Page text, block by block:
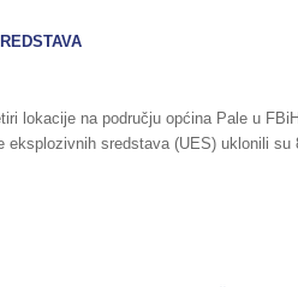
lokacije na području općina Pale u
eksplozivnih sredstava (UES) uklonili